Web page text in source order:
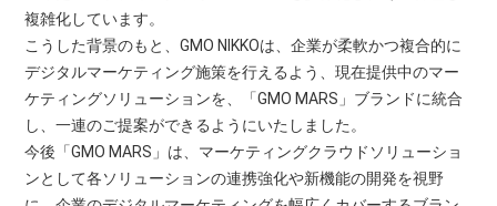
複雑化しています。
こうした背景のもと、GMO NIKKOは、企業が柔軟かつ複合的に
デジタルマーケティング施策を行えるよう、現在提供中のマー
ケティングソリューションを、「GMO MARS」ブランドに統合
し、一連のご提案ができるようにいたしました。
今後「GMO MARS」は、マーケティングクラウドソリューショ
ンとして各ソリューションの連携強化や新機能の開発を視野